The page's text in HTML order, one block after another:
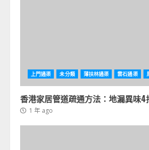
上門通渠 未分類 薄扶林通渠 雲石通渠
香港家居管道疏通方法：地漏異味4
1 年 ago